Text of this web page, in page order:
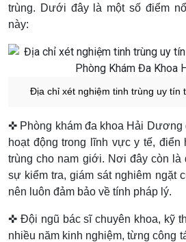
trùng. Dưới đây là một số điểm
này:
Địa chỉ xét nghiệm tinh trùng uy tín
✜ Phòng khám đa khoa Hải
hoạt động trong lĩnh vực y tế, điển
trùng cho nam giới. Nơi đây còn
sự kiểm tra, giám sát nghiêm ngặt
nên luôn đảm bảo về tính pháp lý.
✜ Đội ngũ bác sĩ chuyên khoa, kỹ
nhiều năm kinh nghiệm, từng công